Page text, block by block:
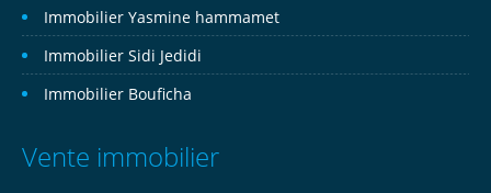
Immobilier Yasmine hammamet
Immobilier Sidi Jedidi
Immobilier Bouficha
Vente immobilier